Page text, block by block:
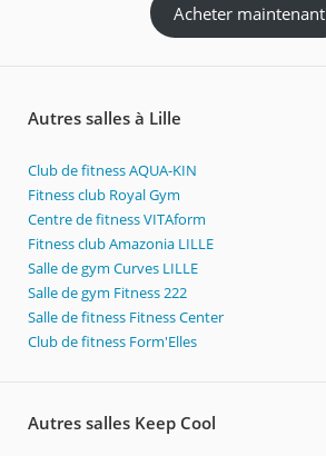
Acheter maintenant
Autres salles à Lille
Club de fitness AQUA-KIN
Fitness club Royal Gym
Centre de fitness VITAform
Fitness club Amazonia LILLE
Salle de gym Curves LILLE
Salle de gym Fitness 222
Salle de fitness Fitness Center
Club de fitness Form'Elles
Autres salles Keep Cool